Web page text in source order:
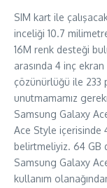
SIM kart ile
inceliği 10.7
16M renk desteği
arasında 4 inç
çözünürlüğü ile 233
unutmamamız
Samsung Galaxy
Ace Style içerisinde
belirtmeliyiz. 64 GB
Samsung Galaxy
kullanım